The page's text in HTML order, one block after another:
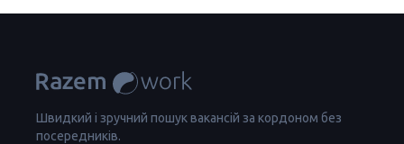
Швидкий і зручний пошук вакансій за кордоном без
посередників.